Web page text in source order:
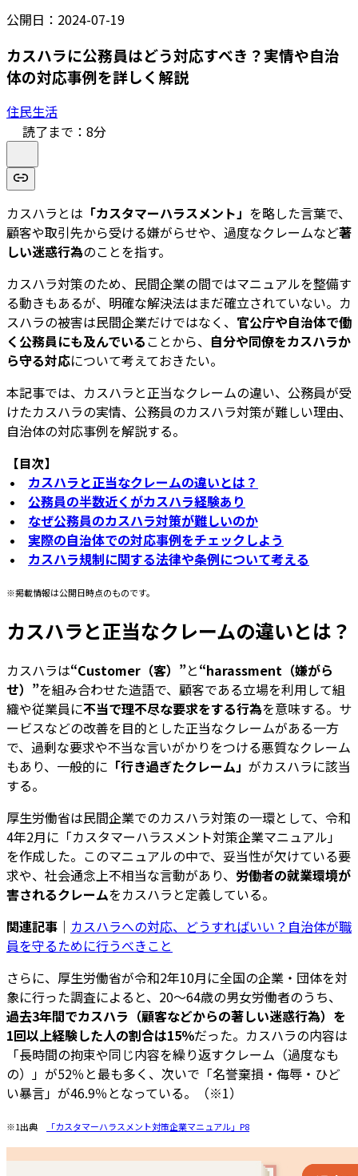
公開日： 2024-07-19
カスハラに公務員はどう対応すべき？実情や自治
体の対応事例を詳しく解説
住民生活
読了まで： 8分
カスハラとは 「カスタマーハラスメント」 を略した言葉で、
顧客や取引先から受ける嫌がらせや、過度なクレームなど著
しい迷惑行為のことを指す。
カスハラ対策のため、民間企業の間ではマニュアルを整備す
る動きもあるが、明確な解決法はまだ確立されていない。カ
スハラの被害は民間企業だけではなく、 官公庁や自治体で働
く公務員にも及んでいることから、 自分や同僚をカスハラか
ら守る対応について考えておきたい。
本記事では、カスハラと正当なクレームの違い、公務員が受
けたカスハラの実情、公務員のカスハラ対策が難しい理由、
自治体の対応事例を解説する。
【目次】
• カスハラと正当なクレームの違いとは？
• 公務員の半数近くがカスハラ経験あり
• なぜ公務員のカスハラ対策が難しいのか
• 実際の自治体での対応事例をチェックしよう
• カスハラ規制に関する法律や条例について考える
※掲載情報は公開日時点のものです。
カスハラと正当なクレームの違いとは？
カスハラは“Customer（客）”と“harassment（嫌がら
せ）”を組み合わせた造語で、顧客である立場を利用して組
織や従業員に不当で理不尽な要求をする行為を意味する。サ
ービスなどの改善を目的とした正当なクレームがある一方
で、過剰な要求や不当な言いがかりをつける悪質なクレーム
もあり、一般的に 「行き過ぎたクレーム」 がカスハラに該当
する。
厚生労働省は民間企業でのカスハラ対策の一環として、令和
4年2月に「カスタマーハラスメント対策企業マニュアル」
を作成した。このマニュアルの中で、妥当性が欠けている要
求や、社会通念上不相当な言動があり、 労働者の就業環境が
害されるクレームをカスハラと定義している。
関連記事｜ カスハラへの対応、どうすればいい？自治体が職
員を守るために行うべきこと
さらに、厚生労働省が令和2年10月に全国の企業・団体を対
象に行った調査によると、20～64歳の男女労働者のうち、
過去3年間でカスハラ（顧客などからの著しい迷惑行為）を
1回以上経験した人の割合は15％だった。カスハラの内容は
「長時間の拘束や同じ内容を繰り返すクレーム（過度なも
の）」が52％と最も多く、次いで「名誉棄損・侮辱・ひど
い暴言」が46.9％となっている。（※1）
※1出典 「カスタマーハラスメント対策企業マニュアル」P8